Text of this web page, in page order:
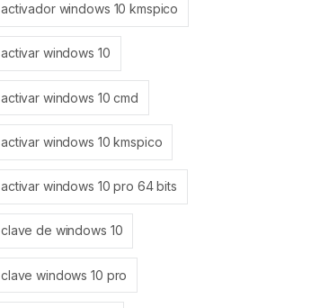
activador windows 10 kmspico
activar windows 10
activar windows 10 cmd
activar windows 10 kmspico
activar windows 10 pro 64 bits
clave de windows 10
clave windows 10 pro